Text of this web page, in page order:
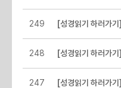
249 [성경읽기 하러가기]
248 [성경읽기 하러가기]
247 [성경읽기 하러가기]